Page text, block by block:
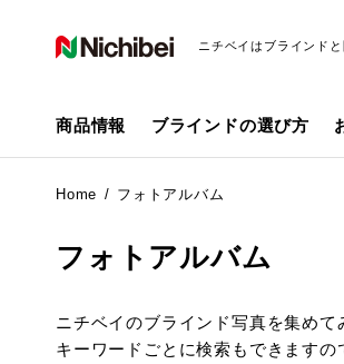
ニチベイはブラインド
商品情報 ブラインドの選び方
Home フォトアルバム
フォトアルバム
ニチベイのブラインド写真を集めて
キーワードごとに検索もできますの